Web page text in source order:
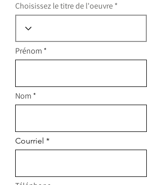
Choisissez le titre de l'oeuvre
Prénom
Nom
Courriel